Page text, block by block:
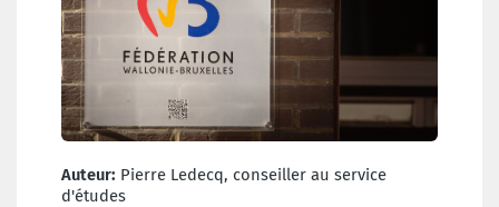
Auteur: Pierre Ledecq, conseiller au service
d'études